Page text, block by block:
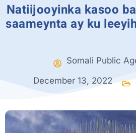
Natiijooyinka kasoo
saameynta ay ku
Somali Public
December 13, 2022